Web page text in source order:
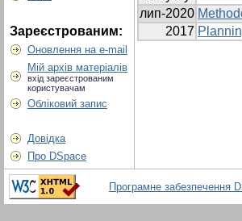
Зареєстрованим:
Оновлення на e-mail
Мій архів матеріалів
вхід зареєстрованим
користувачам
Обліковий запис
Довідка
Про DSpace
лип-2020
2017
Програмне забезпечення